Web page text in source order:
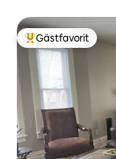
Populär gästfavorit
Gästfavorit